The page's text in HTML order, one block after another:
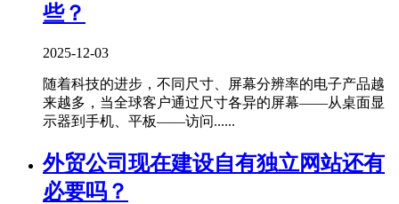
些？
2025-12-03
随着科技的进步，不同尺寸、屏幕分辨率的电子产品越
来越多，当全球客户通过尺寸各异的屏幕——从桌面显
示器到手机、平板——访问......
外贸公司现在建设自有独立网站还有
必要吗？